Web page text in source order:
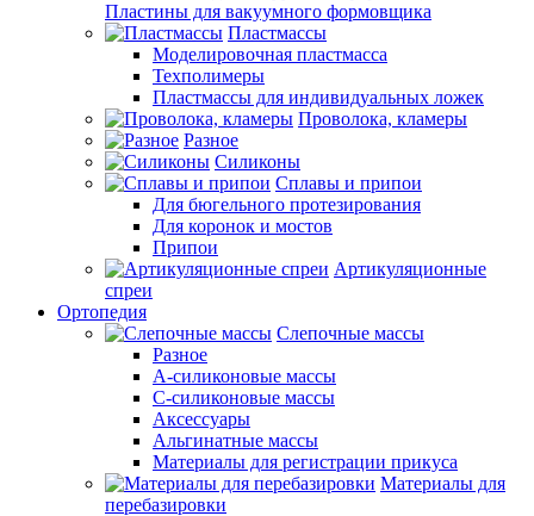
Пластины для вакуумного формовщика
Пластмассы
Моделировочная пластмасса
Техполимеры
Пластмассы для индивидуальных ложек
Проволока, кламеры
Разное
Силиконы
Сплавы и припои
Для бюгельного протезирования
Для коронок и мостов
Припои
Артикуляционные
спреи
Ортопедия
Слепочные массы
Разное
А-силиконовые массы
С-силиконовые массы
Аксессуары
Альгинатные массы
Материалы для регистрации прикуса
Материалы для
перебазировки